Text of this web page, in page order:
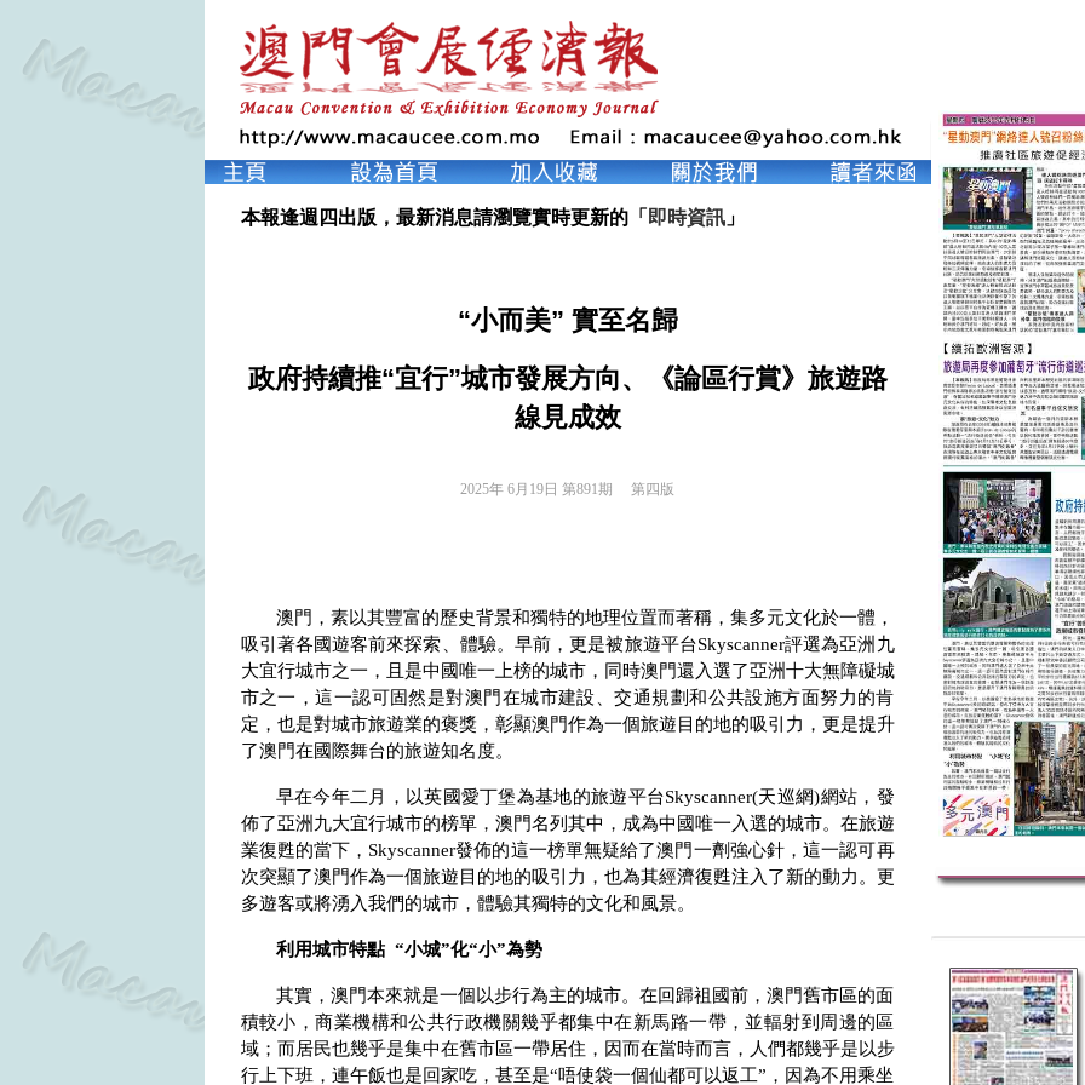
本報逢週四出版，最新消息請瀏覽實時更新的「 即時資訊」
“小而美” 實至名歸
政府持續推“宜行”城市發展方向、《論區行賞》旅遊路
線見成效
2025年 6月19日 第891期 第四版
澳門，素以其豐富的歷史背景和獨特的地理位置而著稱，集多元文化於一體，
吸引著各國遊客前來探索、體驗。早前，更是被旅遊平台Skyscanner評選為亞洲九
大宜行城市之一，且是中國唯一上榜的城市，同時澳門還入選了亞洲十大無障礙城
市之一，這一認可固然是對澳門在城市建設、交通規劃和公共設施方面努力的肯
定，也是對城市旅遊業的褒獎，彰顯澳門作為一個旅遊目的地的吸引力，更是提升
了澳門在國際舞台的旅遊知名度。
早在今年二月，以英國愛丁堡為基地的旅遊平台Skyscanner(天巡網)網站，發
佈了亞洲九大宜行城市的榜單，澳門名列其中，成為中國唯一入選的城市。在旅遊
業復甦的當下， Skyscanner發佈的這一榜單無疑給了澳門一劑強心針，這一認可再
次突顯了澳門作為一個旅遊目的地的吸引力，也為其經濟復甦注入了新的動力。更
多遊客或將湧入我們的城市，體驗其獨特的文化和風景。
利用城市特點 “小城”化“小”為勢
其實，澳門本來就是一個以步行為主的城市。在回歸祖國前，澳門舊市區的面
積較小，商業機構和公共行政機關幾乎都集中在新馬路一帶，並輻射到周邊的區
域；而居民也幾乎是集中在舊市區一帶居住，因而在當時而言，人們都幾乎是以步
行上下班，連午飯也是回家吃，甚至是“唔使袋一個仙都可以返工”，因為不用乘坐